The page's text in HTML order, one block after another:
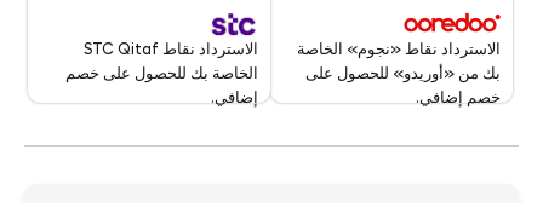
الاسترداد نقاط «نجوم» الخاصة
بك من «أوريدو» للحصول على
خصم إضافي.
الاسترداد نقاط STC Qitaf
الخاصة بك للحصول على خصم
إضافي.